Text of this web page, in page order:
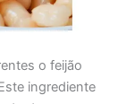
o feijão
ingrediente